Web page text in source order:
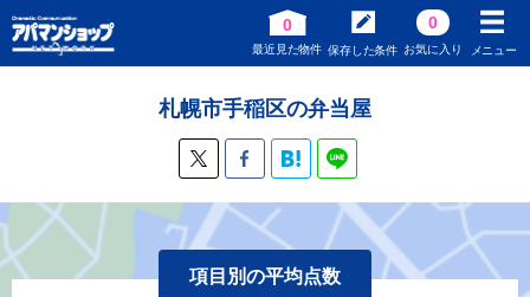
0
最近見た物件 保存した条件
0
お気に入り メニュー
札幌市手稲区の弁当屋
項目別の平均点数